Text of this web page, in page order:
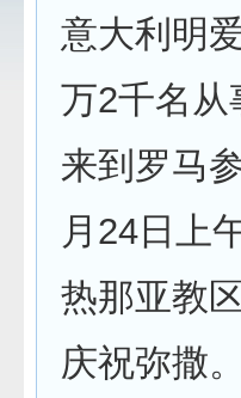
意大利明
万2千名从
来到罗马
月24日上
热那亚教
庆祝弥撒